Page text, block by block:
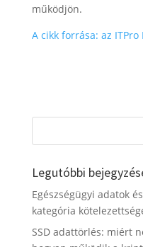
működjön.
A cikk forrása: az ITPro
Legutóbbi
Egészségügyi adatok
kategória
SSD adattörlés: miért